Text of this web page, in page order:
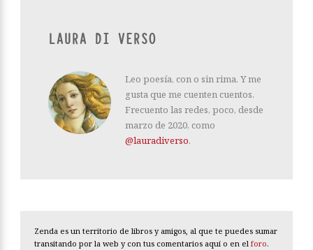
LAURA DI VERSO
Leo poesía, con o sin rima. Y me
gusta que me cuenten cuentos.
Frecuento las redes, poco, desde
marzo de 2020, como
@lauradiverso.
Zenda es un territorio de libros y amigos, al que te puedes sumar
transitando por la web y con tus comentarios aquí o en el foro.